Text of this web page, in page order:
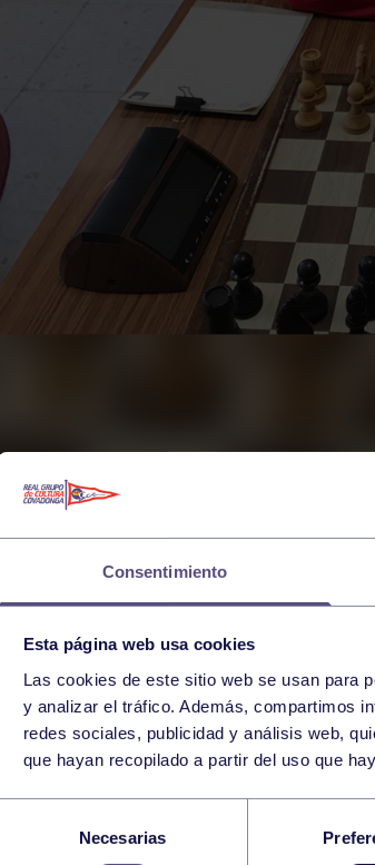
Consentimiento
Esta página web usa cookies
Las cookies de este sitio web se usan para
y analizar el tráfico. Además, compartimos
redes sociales, publicidad y análisis web,
que hayan recopilado a partir del uso que
Necesarias